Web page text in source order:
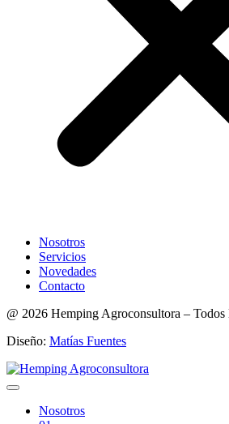
Nosotros
Servicios
Novedades
Contacto
@ 2026 Hemping Agroconsultora – Todos
Diseño: Matías Fuentes
Nosotros